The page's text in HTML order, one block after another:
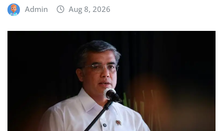
Admin Aug 8, 2026